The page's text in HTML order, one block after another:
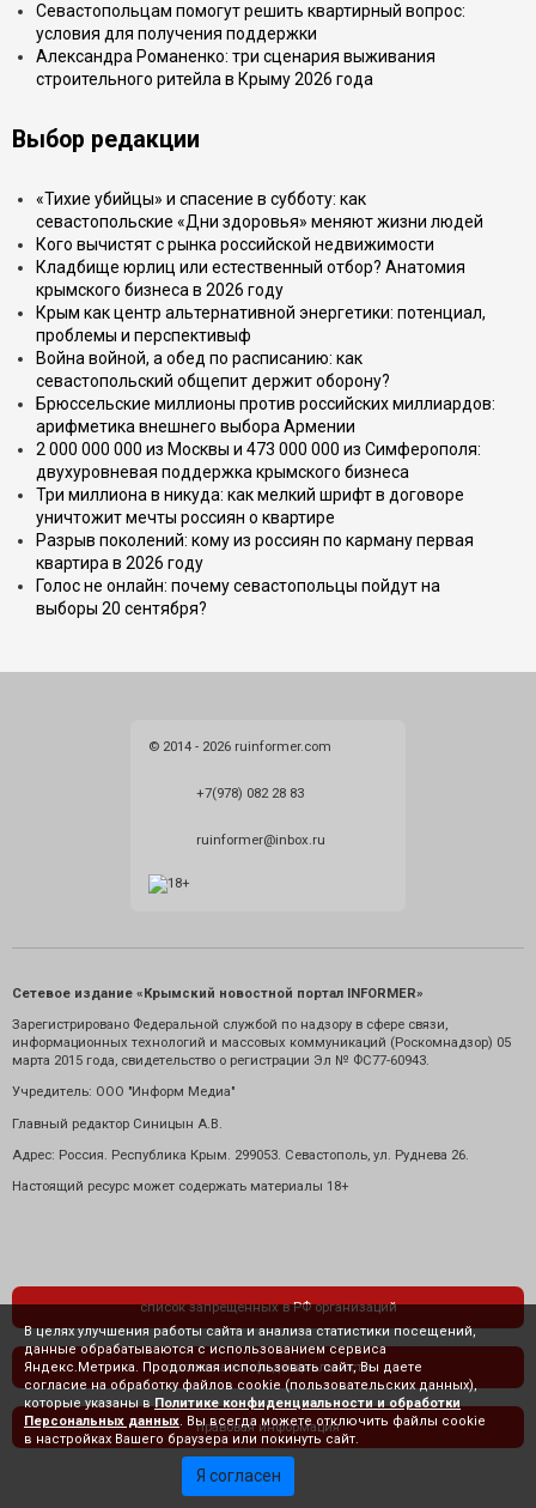
Севастопольцам помогут решить квартирный вопрос:
условия для получения поддержки
Александра Романенко: три сценария выживания
строительного ритейла в Крыму 2026 года
Выбор редакции
«Тихие убийцы» и спасение в субботу: как
севастопольские «Дни здоровья» меняют жизни людей
Кого вычистят с рынка российской недвижимости
Кладбище юрлиц или естественный отбор? Анатомия
крымского бизнеса в 2026 году
Крым как центр альтернативной энергетики: потенциал,
проблемы и перспективыф
Война войной, а обед по расписанию: как
севастопольский общепит держит оборону?
Брюссельские миллионы против российских миллиардов:
арифметика внешнего выбора Армении
2 000 000 000 из Москвы и 473 000 000 из Симферополя:
двухуровневая поддержка крымского бизнеса
Три миллиона в никуда: как мелкий шрифт в договоре
уничтожит мечты россиян о квартире
Разрыв поколений: кому из россиян по карману первая
квартира в 2026 году
Голос не онлайн: почему севастопольцы пойдут на
выборы 20 сентября?
© 2014 - 2026 ruinformer.com
+7(978) 082 28 83
ruinformer@inbox.ru
Сетевое издание «Крымский новостной портал INFORMER»
Зарегистрировано Федеральной службой по надзору в сфере связи,
информационных технологий и массовых коммуникаций (Роскомнадзор) 05
марта 2015 года, свидетельство о регистрации Эл № ФС77-60943.
Учредитель: ООО "Информ Медиа"
Главный редактор Синицын А.В.
Адрес: Россия. Республика Крым. 299053. Севастополь, ул. Руднева 26.
Настоящий ресурс может содержать материалы 18+
список запрещенных в РФ организаций
политика конфиденциальности
правовая информация
В целях улучшения работы сайта и анализа статистики посещений,
данные обрабатываются с использованием сервиса
Яндекс.Метрика. Продолжая использовать сайт, Вы даете
согласие на обработку файлов cookie (пользовательских данных),
которые указаны в Политике конфиденциальности и обработки
Персональных данных . Вы всегда можете отключить файлы cookie
в настройках Вашего браузера или покинуть сайт.
Я согласен